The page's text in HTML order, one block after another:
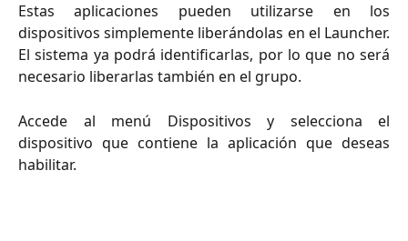
Estas aplicaciones pueden utilizarse en los
dispositivos simplemente liberándolas en el Launcher.
El sistema ya podrá identificarlas, por lo que no será
necesario liberarlas también en el grupo.
Accede al menú Dispositivos y selecciona el
dispositivo que contiene la aplicación que deseas
habilitar.